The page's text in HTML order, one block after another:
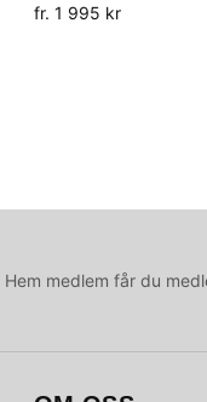
fr. 1 995 kr
Hem medlem får du